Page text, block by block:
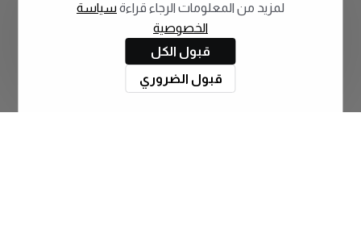
لمزيد من المعلومات الرجاء قراءة سياسة
الخصوصية
قبول الكل
قبول الضروري